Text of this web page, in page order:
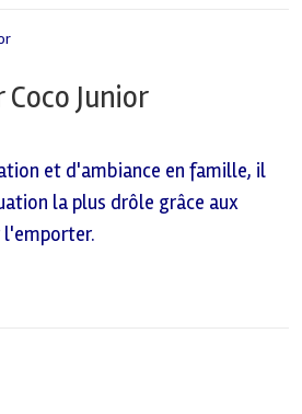
Junior
et d'ambiance en famille, il
la plus drôle grâce aux
l'emporter.